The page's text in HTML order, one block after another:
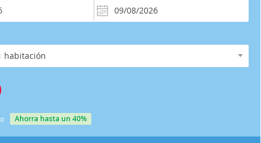
ahorra hasta un 40%